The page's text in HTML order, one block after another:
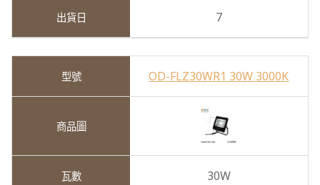
7
OD-FLZ30WR1 30W 3000K
30W